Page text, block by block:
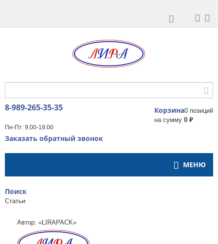
8-989-265-35-35
Пн-Пт: 9:00-18:00
Заказать обратный звонок
Корзина0 позиций
на сумму 0 ₽
МЕНЮ
Поиск
Статьи
Автор: «LIRAPACK»